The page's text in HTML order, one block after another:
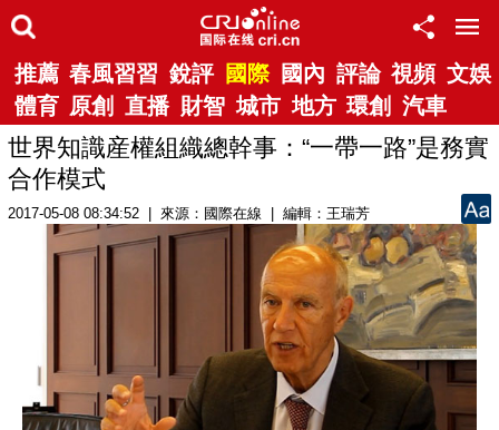
推薦 春風習習 銳評 國際 國內 評論 視頻 文娛
體育 原創 直播 財智 城市 地方 環創 汽車
世界知識産權組織總幹事：“一帶一路”是務實
合作模式
2017-05-08 08:34:52 | 來源：國際在線 | 編輯：王瑞芳